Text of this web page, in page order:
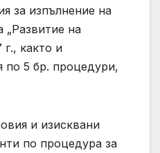
за изпълнение на
„Развитие на
г., както и
по 5 бр. процедури,
и изисквани
по процедура за